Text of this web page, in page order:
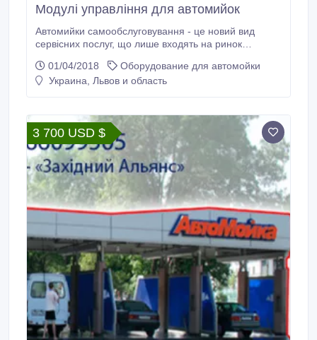
Модулі управління для автомийок
Автомийки самообслуговування - це новий вид
сервісних послуг, що лише входять на ринок
автомийок самообслуговування на теренах України,
та стрімкий розвиток цієї галузі дозволяє назвати це
самообслуговування, а також комплектуючі до них
по вигідним цінам! Звертайтесь! Наш сайт —
http://www.
01/04/2018
Оборудование для автомойки
Украина, Львов и область
3 700 USD $